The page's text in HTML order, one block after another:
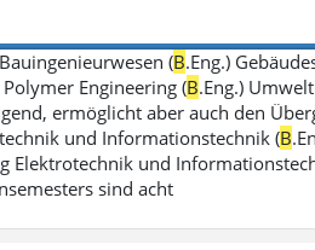
(B.Eng.)
Polymer Engineering (B.Eng.)
ermöglicht aber auch den
und Informationstechnik (B
Elektrotechnik und
sind acht